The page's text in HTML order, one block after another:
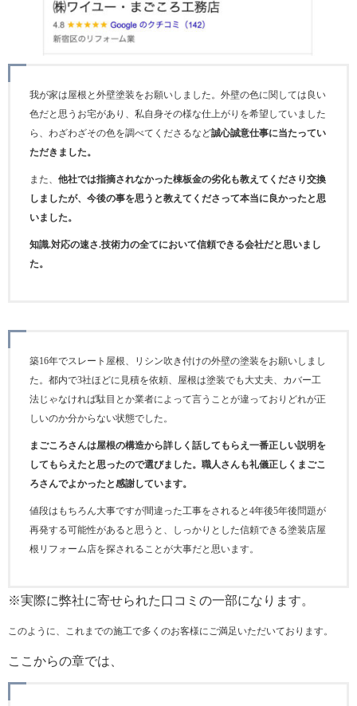
我が家は屋根と外壁塗装をお願いしました。外壁の色に関しては良い
色だと思うお宅があり、私自身その様な仕上がりを希望していました
ら、わざわざその色を調べてくださるなど誠心誠意仕事に当たってい
ただきました。
また、 他社では指摘されなかった棟板金の劣化も教えてくださり交換
しましたが、今後の事を思うと教えてくださって本当に良かったと思
いました。
知識.対応の速さ.技術力の全てにおいて信頼できる会社だと思いまし
た。
築16年でスレート屋根、リシン吹き付けの外壁の塗装をお願いしまし
た。都内で3社ほどに見積を依頼、屋根は塗装でも大丈夫、カバー工
法じゃなければ駄目とか業者によって言うことが違っておりどれが正
しいのか分からない状態でした。
まごころさんは屋根の構造から詳しく話してもらえ一番正しい説明を
してもらえたと思ったので選びました。職人さんも礼儀正しくまごこ
ろさんでよかったと感謝しています。
値段はもちろん大事ですが間違った工事をされると4年後5年後問題が
再発する可能性があると思うと、しっかりとした信頼できる塗装店屋
根リフォーム店を探されることが大事だと思います。
※実際に弊社に寄せられた口コミの一部になります。
このように、これまでの施工で多くのお客様にご満足いただいております。
ここからの章では、